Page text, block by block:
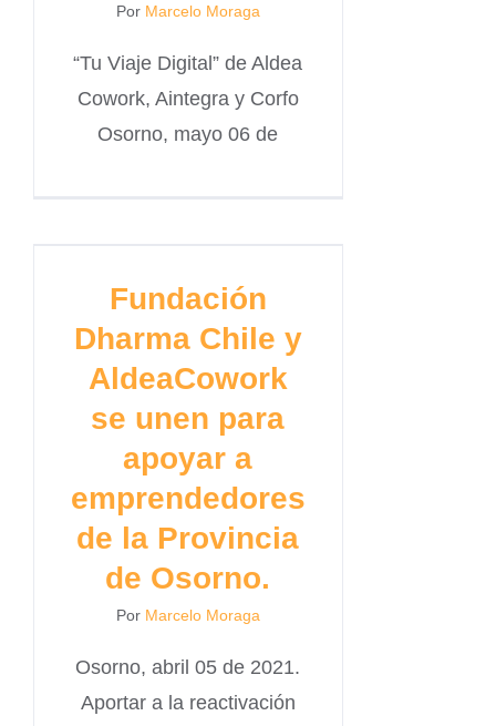
Por Marcelo Moraga
“Tu Viaje Digital” de Aldea
Cowork, Aintegra y Corfo
Osorno, mayo 06 de
Fundación
Dharma Chile y
AldeaCowork
se unen para
apoyar a
emprendedores
de la Provincia
de Osorno.
Por Marcelo Moraga
Osorno, abril 05 de 2021.
Aportar a la reactivación